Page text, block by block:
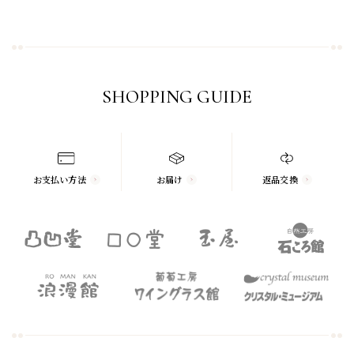
SHOPPING GUIDE
お支払い方法 お届け 返品交換